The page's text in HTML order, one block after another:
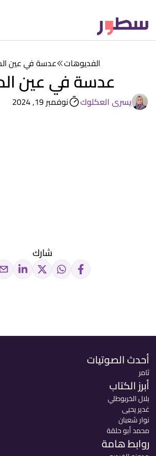
الفديوهات عدسة في عين
عدسة في عين
يسرى العكلوك نوفمبر 19, 2024
شارك
أحدث الصوتيات
ثامر
أبرز الكتاب
بلال الخربوطلي
غدير يحيى
نوار شعبان
محمد أبو حلقة
روابط هامة